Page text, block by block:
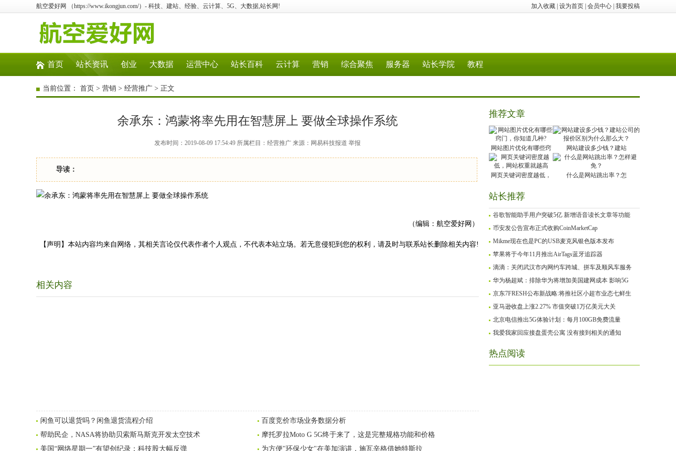
加入收藏 设为首页 会员中心 我要投稿
航空爱好网 （https://www.ikongjun.com/）- 科技、建站、经验、云计算、5G、大数据,站长网!
首页 站长资讯 创业 大数据 运营中心 站长百科 云计算 营销 综合聚焦 服务器 站长学院 教程
当前位置： 首页 > 营销 > 经营推广 > 正文
余承东：鸿蒙将率先用在智慧屏上 要做全球操作系统
发布时间：2019-08-09 17:54:49 所属栏目：经营推广 来源：网易科技报道 举报
导读：
（编辑：航空爱好网）
【声明】本站内容均来自网络，其相关言论仅代表作者个人观点，不代表本站立场。若无意侵犯到您的权利，请及时与联系站长删除相关内容!
相关内容
闲鱼可以退货吗？闲鱼退货流程介绍
百度竞价市场业务数据分析
帮助民企，NASA将协助贝索斯马斯克开发太空技术
摩托罗拉Moto G 5G终于来了，这是完整规格功能和价格
美国“网络星期一”有望创纪录：科技股大幅反弹
为方便"环保少女"在美加演讲，施瓦辛格借她特斯拉
推荐文章
网站图片优化有哪些窍 网站建设多少钱？建站
网页关键词密度越低， 什么是网站跳出率？怎
站长推荐
谷歌智能助手用户突破5亿 新增语音读长文章等功能
币安发公告宣布正式收购CoinMarketCap
Mikme现在也是PC的USB麦克风银色版本发布
苹果将于今年11月推出AirTags蓝牙追踪器
滴滴：关闭武汉市内网约车跨城、拼车及顺风车服务
华为杨超斌：排除华为将增加美国建网成本 影响5G
京东7FRESH公布新战略:将推社区小超市业态七鲜生
亚马逊收盘上涨2.27% 市值突破1万亿美元大关
北京电信推出5G体验计划：每月100GB免费流量
我爱我家回应接盘蛋壳公寓 没有接到相关的通知
热点阅读